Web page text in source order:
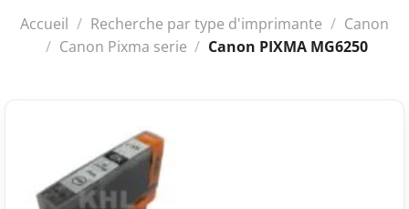
Accueil / Recherche par type d'imprimante / Canon
/ Canon Pixma serie / Canon PIXMA MG6250